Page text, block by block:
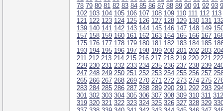
78 79 80 81 82 83 84 85 86 87 88 89 90 91 92 93
102 103 104 105 106 107 108 109 110 111 112 113
121 122 123 124 125 126 127 128 129 130 131
139 140 141 142 143 144 145 146 147 148 149
157 158 159 160 161 162 163 164 165 166 167
175 176 177 178 179 180 181 182 183 184 185
193 194 195 196 197 198 199 200 201 202 203
211 212 213 214 215 216 217 218 219 220 221 222
229 230 231 232 233 234 235 236 237 238 239
247 248 249 250 251 252 253 254 255 256 257
265 266 267 268 269 270 271 272 273 274 275
283 284 285 286 287 288 289 290 291 292 293
301 302 303 304 305 306 307 308 309 310 311 312
319 320 321 322 323 324 325 326 327 328 329